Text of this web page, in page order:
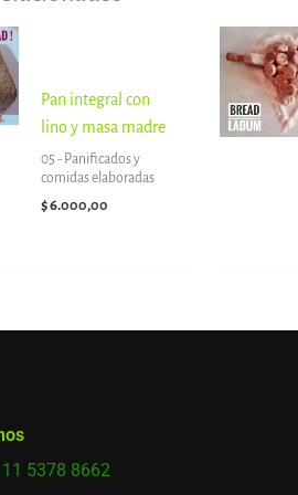
Pan integral con
lino y masa madre
05 - Panificados y
comidas elaboradas
$6.000,00
5378 8662